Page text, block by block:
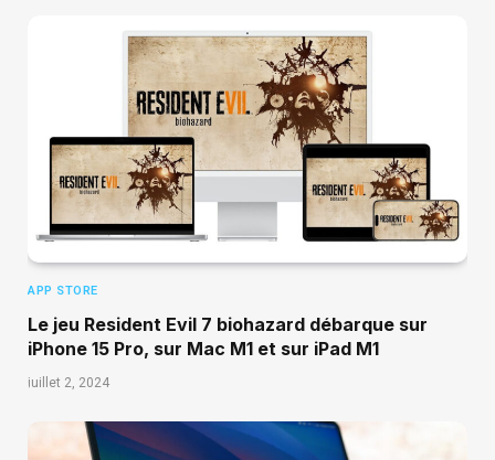
APP STORE
Le jeu Resident Evil 7 biohazard débarque sur
iPhone 15 Pro, sur Mac M1 et sur iPad M1
juillet 2, 2024